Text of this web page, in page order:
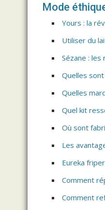
Mode
Yours : la
Utiliser du
Sézane :
Quelles
Quelles
Quel kit
Où sont
Les
Eureka
Comment
Comment